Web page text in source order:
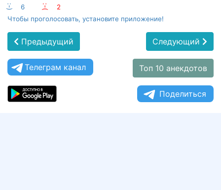
:-) 6 :-(
2
Чтобы проголосовать, установите приложение!
Предыдущий Следующий
Телеграм канал Топ 10 анекдотов
Поделиться